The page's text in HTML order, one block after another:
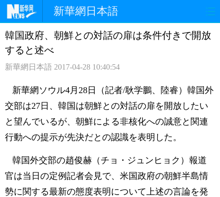
新華網日本語
ホームページ 政治 経済
観光 評論 写真
中日対訳
韓国政府、朝鮮との対話の扉は条件付きで開放
すると述べ
新華網日本語 2017-04-28 10:40:54
新華網 ソウル4月28日（記者/耿学鵬、陸睿）韓国外
交部は27日、韓国は朝鮮との対話の扉を開放したい
と望んでいるが、朝鮮による非核化への誠意と関連
行動への提示が先決だとの認識を表明した。
韓国外交部の趙俊赫（チョ・ジュンヒョク）報道
官は当日の定例記者会見で、米国政府の朝鮮半島情
勢に関する最新の態度表明について上述の言論を発